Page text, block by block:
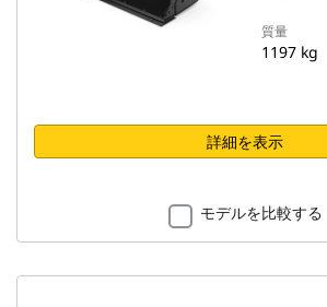
質量
1197 kg
詳細を表示
モデルを比較する